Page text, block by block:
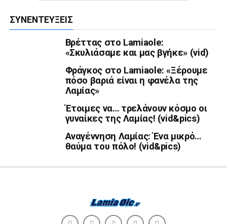
ΣΥΝΕΝΤΕΎΞΕΙΣ
Βρέττας στο Lamiaole:
«Σκυλιάσαμε και μας βγήκε» (vid)
Φράγκος στο Lamiaole: «Ξέρουμε
πόσο βαριά είναι η φανέλα της
Λαμίας»
Έτοιμες να… τρελάνουν κόσμο οι
γυναίκες της Λαμίας! (vid&pics)
Αναγέννηση Λαμίας: Ένα μικρό…
θαύμα του πόλο! (vid&pics)